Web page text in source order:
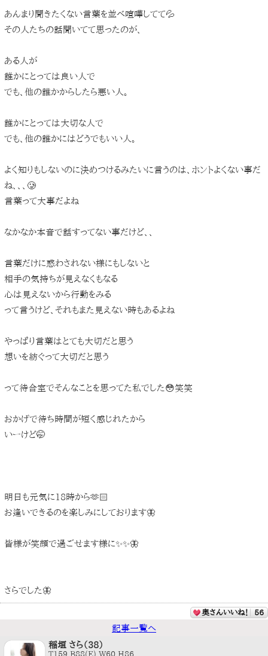
あんまり聞きたくない言葉を並べ喧嘩してて💦
その人たちの話聞いてて思ったのが、
ある人が
誰かにとっては良い人で
でも、他の誰かからしたら悪い人。
誰かにとっては大切な人で
でも、他の誰かにはどうでもいい人。
よく知りもしないのに決めつけるみたいに言うのは、ホントよくない事だ
ね、、、🥲
言葉って大事だよね
なかなか本音で話すってない事だけど、、
言葉だけに惑わされない様にもしないと
相手の気持ちが見えなくもなる
心は見えないから行動をみる
って言うけど、それもまた見えない時もあるよね
やっぱり言葉はとても大切だと思う
想いを紡ぐって大切だと思う
って待合室でそんなことを思ってた私でした😳笑笑
おかげで待ち時間が短く感じれたから
いーけど🤭
明日も元気に18時から🫶🏻
お逢いできるのを楽しみにしております🦋
皆様が笑顔で過ごせます様に✨✨🦋
さらでした🦋
奥さんいいね！ 56
記事一覧へ
稲垣 さら（38）
T159 B88(E) W60 H86